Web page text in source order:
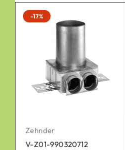
-17%
Zehnder
V-Z01-990320712